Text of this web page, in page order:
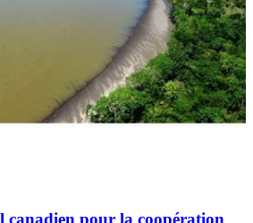
canadien pour la coopération